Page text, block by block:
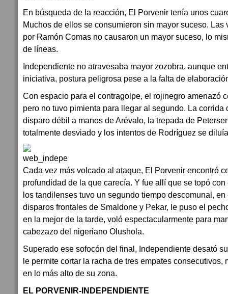
En búsqueda de la reacción, El Porvenir tenía unos
Muchos de ellos se consumieron sin mayor suceso. Las
por Ramón Comas no causaron un mayor suceso, lo
de líneas.
Independiente no atravesaba mayor zozobra, aunque
iniciativa, postura peligrosa pese a la falta de
Con espacio para el contragolpe, el rojinegro amenazó
pero no tuvo pimienta para llegar al segundo. La corrida
disparo débil a manos de Arévalo, la trepada de
totalmente desviado y los intentos de Rodríguez se
Cada vez más volcado al ataque, El Porvenir encontró
profundidad de la que carecía. Y fue allí que se topó con
los tandilenses tuvo un segundo tiempo descomunal,
disparos frontales de Smaldone y Pekar, le puso el
en la mejor de la tarde, voló espectacularmente para
cabezazo del nigeriano Olushola.
Superado ese sofocón del final, Independiente desató
le permite cortar la racha de tres empates consecutivos,
en lo más alto de su zona.
EL PORVENIR-INDEPENDIENTE